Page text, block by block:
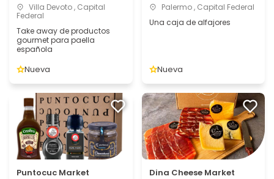
Villa Devoto , Capital
Federal
Take away de productos
gourmet para paella
española
Nueva
Palermo , Capital Federal
Una caja de alfajores
Nueva
Puntocuc Market Dina Cheese Market